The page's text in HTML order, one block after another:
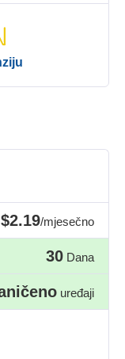
$2.19/mjesečno
30 Dana
uređaji